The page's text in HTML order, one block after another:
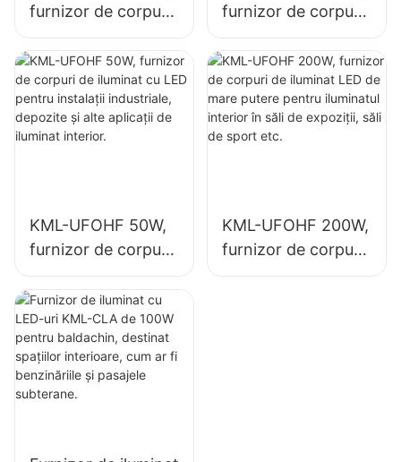
furnizor de corpuri
de iluminat cu LED
pentru instalații
industriale,
depozite și alte
aplicații de iluminat
furnizor de corpuri
de iluminat LED de
mare putere pentru
iluminatul interior în
fabrici industriale,
săli de sport etc.
KML-UFOHF 50W,
furnizor de corpuri
de iluminat cu LED
pentru instalații
industriale,
depozite și alte
aplicații de iluminat
interior.
KML-UFOHF 200W,
furnizor de corpuri
de iluminat LED de